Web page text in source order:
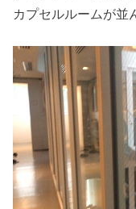
カプセルルームが並